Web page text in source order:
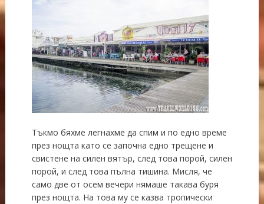
Тъкмо бяхме легнахме да спим и по едно време
през нощта като се започна едно трещене и
свистене на силен вятър, след това порой, силен
порой, и след това пълна тишина. Мисля, че
само две от осем вечери нямаше такава буря
през нощта. На това му се казва тропически